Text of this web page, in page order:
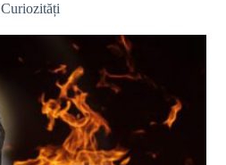
Curiozități